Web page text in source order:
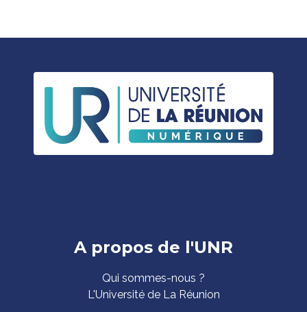
A propos de l'UNR
Qui sommes-nous ?
L'Université de La Réunion